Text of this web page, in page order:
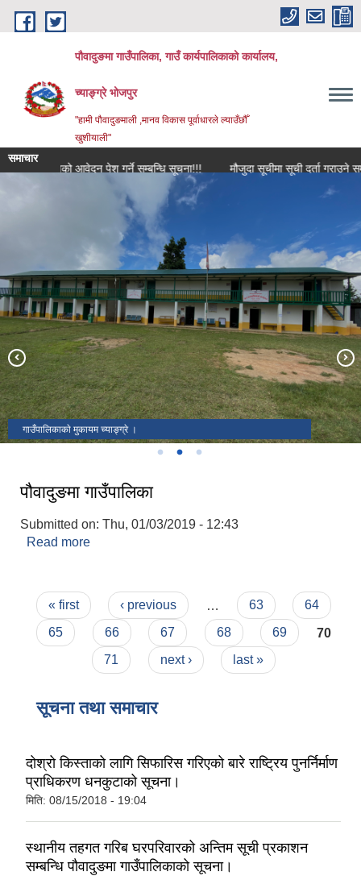
Skip to main content
पौवादुङमा गाउँपालिका, गाउँ कार्यपालिकाको कार्यालय,
च्याङ्ग्रे भोजपुर
"हामी पौवादुङमाली ,मानव विकास पूर्वाधारले ल्याउँछौँ
खुशीयाली"
समाचार
आवेदन पेश गर्ने सम्बन्धि सूचना!!!
मौजुदा सूचीमा सूची दर्ता गराउने सम्बन्धी
पौवादुङमा गाउँपालिकाको दोस्रो गाउँसभा प्रथम अधिवेशन सम्पन्न पश्चातको तस्विर
गाउँपालिकाकाे मुकायम च्याङ्ग्रे ।
च्याङ्ग्रे पोखरी।
पौवादुङमा गाउँपालिका
Submitted on: Thu, 01/03/2019 - 12:43
Read more
Pages
« first ‹ previous 63
64
65
66 67 68 69
70
71
next › last »
सूचना तथा समाचार
दोश्रो किस्ताको लागि सिफारिस गरिएको बारे राष्ट्रिय पुनर्निर्माण
प्राधिकरण धनकुटाको सूचना।
मिति: 08/15/2018 - 19:04
स्थानीय तहगत गरिब घरपरिवारको अन्तिम सूची प्रकाशन
सम्बन्धि पौवादुङमा गाउँपालिकाको सूचना।